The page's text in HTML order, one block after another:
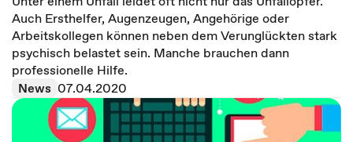
Auch Ersthelfer, Augenzeugen, Angehörige oder
Arbeitskollegen können neben dem Verunglückten stark
psychisch belastet sein. Manche brauchen dann
professionelle Hilfe.
News 07.04.2020